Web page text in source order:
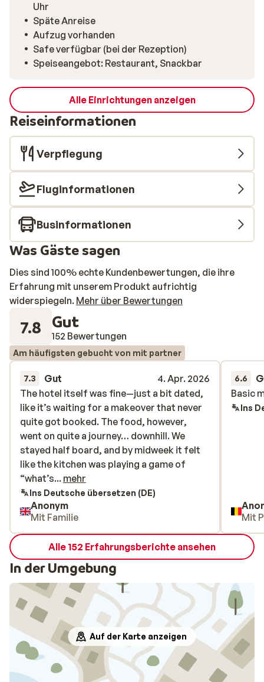
Uhr
Späte Anreise
Aufzug vorhanden
Safe verfügbar (bei der Rezeption)
Speiseangebot: Restaurant, Snackbar
Alle Einrichtungen anzeigen
Reiseinformationen
Verpflegung
Fluginformationen
Businformationen
Was Gäste sagen
Dies sind 100% echte Kundenbewertungen, die ihre
Erfahrung mit unserem Produkt aufrichtig
widerspiegeln. Mehr über Bewertungen
7.8 Gut
152 Bewertungen
Am häufigsten gebucht von mit partner
7.3 Gut
4. Apr. 2026
The hotel itself was fine—just a bit dated,
like it’s waiting for a makeover that never
quite got booked. The food, however,
went on quite a journey… downhill. We
stayed half board, and by midweek it felt
like the kitchen was playing a game of
“what’s left in the cupboard?” Even the
Nutella vanished at breakfast, which felt
like a turning point. Dinner started off
promisingly with chefs serving, but soon
turned into a culinary lucky dip with a
slightly chaotic vibe. All in all, decent stay—
and the staff were very amenable, but the
food definitely didn’t get the memo.
The hotel itself was fine—just a bit dated,
like it’s waiting for a makeover that never
quite got booked. The food, however,
went on quite a journey… downhill. We
stayed half board, and by midweek it felt
like the kitchen was playing a game of
“what’s... mehr
Ins Deutsche übersetzen (DE)
Anonym
Mit Familie
6.6
Basic
Basic
Ins
Mit
Alle 152 Erfahrungsberichte ansehen
In der Umgebung
Auf der Karte anzeigen